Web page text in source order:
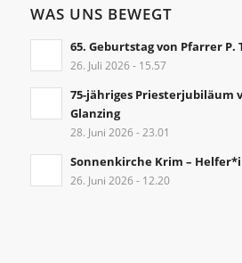
WAS UNS BEWEGT
65. Geburtstag von Pfarrer P.
26. Juli 2026 - 15.57
75-jähriges Priesterjubiläum
Glanzing
28. Juni 2026 - 23.01
Sonnenkirche Krim –
26. Juni 2026 - 12.20